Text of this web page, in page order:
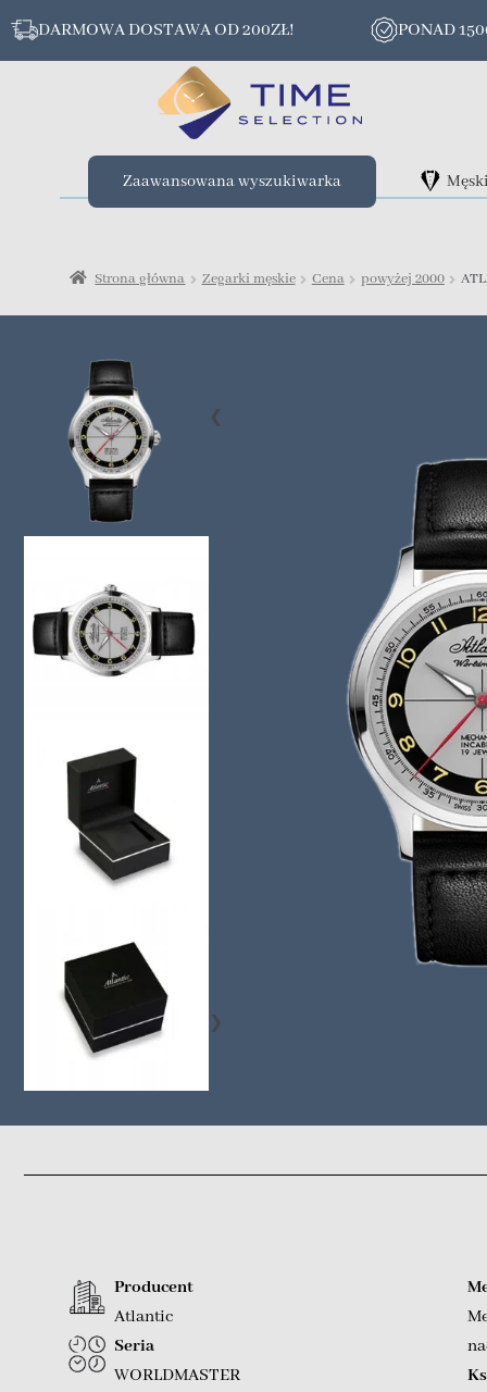
DARMOWA DOSTAWA OD 200ZŁ! PONAD
Zaawansowana wyszukiwarka
Strona główna Zegarki męskie Cena powyżej 2000
❮
❯
Producent
Atlantic
Seria
WORLDMASTER